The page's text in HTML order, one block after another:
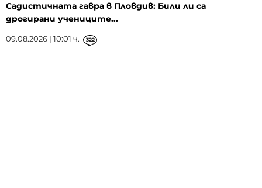
Садистичната гавра в Пловдив: Били ли са
дрогирани учениците...
09.08.2026 | 10:01 ч. 322